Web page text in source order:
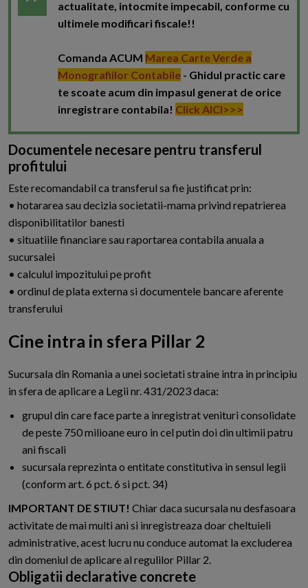
actualitate, intocmite impecabil, conforme cu
ultimele modificari fiscale!!
Comanda ACUM Marea Carte Verde a
Monografiilor Contabile - Ghidul practic care
te scoate acum din impasul generat de orice
inregistrare contabila! Click AICI>>>
Documentele necesare pentru transferul
profitului
Este recomandabil ca transferul sa fie justificat prin:
• hotararea sau decizia societatii-mama privind repatrierea
disponibilitatilor banesti
• situatiile financiare sau raportarea contabila anuala a
sucursalei
• calculul impozitului pe profit
• ordinul de plata externa si documentele bancare aferente
transferului
Cine intra in sfera Pillar 2
Sucursala din Romania a unei societati straine intra in principiu
in sfera de aplicare a Legii nr. 431/2023 daca:
grupul din care face parte a inregistrat venituri consolidate
de peste 750 milioane euro in cel putin doi din ultimii patru
ani fiscali
sucursala reprezinta o entitate constitutiva in sensul legii
(conform art. 6 pct. 6 si pct. 34)
IMPORTANT DE STIUT! Chiar daca sucursala nu desfasoara
activitate de mai multi ani si inregistreaza doar cheltuieli
administrative, acest lucru nu conduce automat la excluderea
din domeniul de aplicare al regulilor Pillar 2.
Obligatii declarative concrete